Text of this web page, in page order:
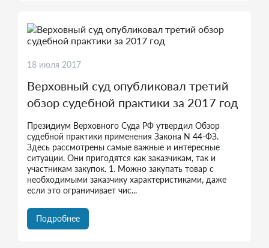
18 июля 2017
Верховный суд опубликовал третий
обзор судебной практики за 2017 год
Президиум Верховного Суда РФ утвердил Обзор
судебной практики применения Закона N 44-ФЗ.
Здесь рассмотрены самые важные и интересные
ситуации. Они пригодятся как заказчикам, так и
участникам закупок. 1. Можно закупать товар с
необходимыми заказчику характеристиками, даже
если это ограничивает чис...
Подробнее